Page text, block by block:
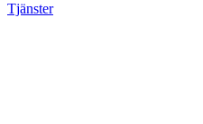
Tjänster